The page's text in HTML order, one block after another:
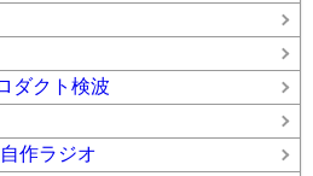
ダクト検波
作ラジオ